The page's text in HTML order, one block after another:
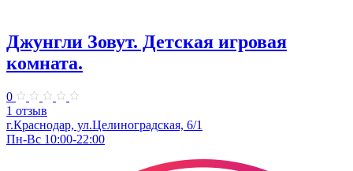
Джунгли Зовут. Детская игровая
комната.
0
1 отзыв
г.Краснодар, ул.​Целиноградская, 6/1
Пн-Вс 10:00-22:00